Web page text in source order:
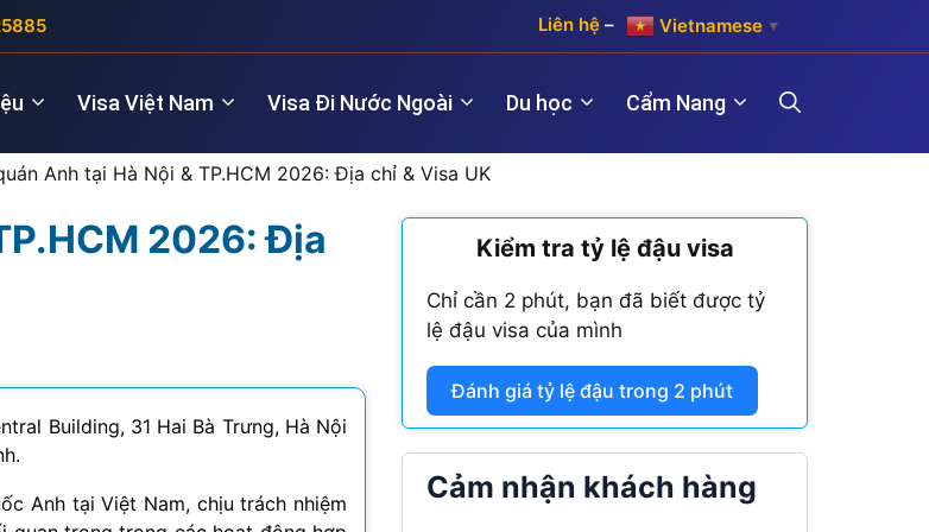
Liên hệ – Vietnamese ▼
Visa Việt Nam
Nhà quản lý Đầu tư (5 năm)
Thăm thân (3 năm)
Hợp pháp hóa lãnh sự Hàn Quốc
Hợp pháp hóa lãnh sự Trung Quốc
Visa Đi Nước Ngoài
Visa New Zealand Visa Anh
Visa Thụy Sĩ
Visa Maroc
Visa Nam Phi
Visa Algeria
Du học Cẩm Nang
Anh tại Hà Nội & TP.HCM 2026: Địa chỉ & Visa UK
2026: Địa
Building, 31 Hai Bà Trưng, Hà Nội
Anh tại Việt Nam, chịu trách nhiệm
Kiểm tra tỷ lệ đậu visa
Chỉ cần 2 phút, bạn đã biết được tỷ
lệ đậu visa của mình
Đánh giá tỷ lệ đậu trong 2 phút
Cảm nhận khách hàng